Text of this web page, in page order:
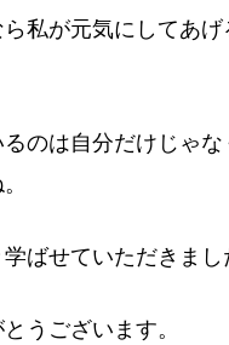
私が元気にしてあげ
のは自分だけじゃ
ばせていただきまし
うございます。